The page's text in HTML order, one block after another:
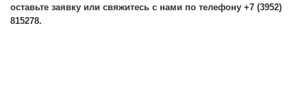
оставьте заявку или свяжитесь с нами по телефону +7 (3952)
815278.